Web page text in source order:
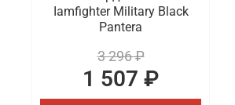
Iamfighter Military Black
Pantera
3 296 ₽
1 507 ₽